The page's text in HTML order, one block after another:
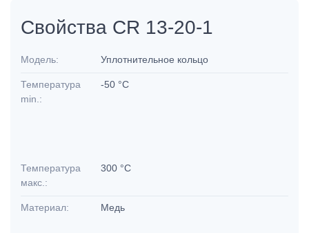
Свойства CR 13-20-1
Модель: Уплотнительное кольцо
Температура
min.:
-50 °C
Температура
макс.:
300 °C
Материал: Медь